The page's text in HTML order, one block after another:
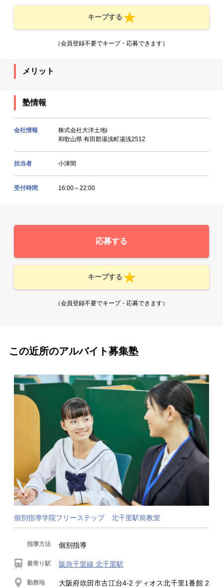
キープする
（会員登録不要でキープ・応募できます）
メリット
塾情報
会社情報
株式会社大洋土地i
和歌山県 有田郡湯浅町湯浅2512
担当者 小津間
受付時間 16:00～22:00
応募する
キープする
（会員登録不要でキープ・応募できます）
この近所のアルバイト募集塾
個別指導学院フリーステップ 北千里駅前教室
指導方法 個別指導
最寄り駅 阪急千里線 北千里駅
勤務地
大阪府吹田市古江台4-2 ディオス北千里1番館 2